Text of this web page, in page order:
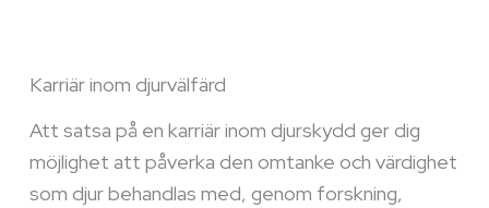
Karriär inom djurvälfärd
Att satsa på en karriär inom djurskydd ger dig
möjlighet att påverka den omtanke och värdighet
som djur behandlas med, genom forskning,